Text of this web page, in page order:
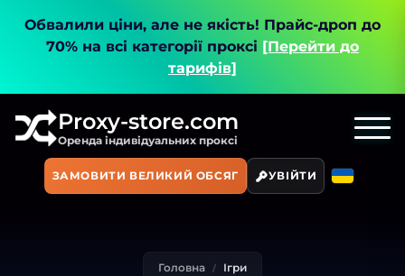
Обвалили ціни, але не якість! Прайс-дроп до
70% на всі категорії проксі [Перейти до
тарифів]
Proxy-store.com
Оренда індивідуальних проксі
ЗАМОВИТИ ВЕЛИКИЙ ОБСЯГ УВІЙТИ
Головна Ігри